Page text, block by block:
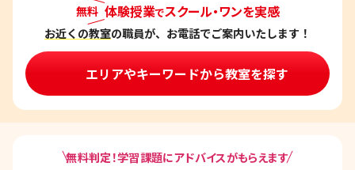
無料 体験授業でスクール・ワンを実感
お近くの教室の職員が、お電話でご案内いたします！
エリアやキーワードから教室を探す
無料判定！学習課題にアドバイスがもらえます